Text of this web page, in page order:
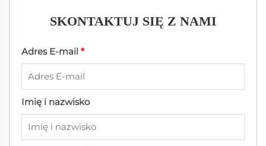
SKONTAKTUJ SIĘ Z NAMI
Adres E-mail *
Imię i nazwisko